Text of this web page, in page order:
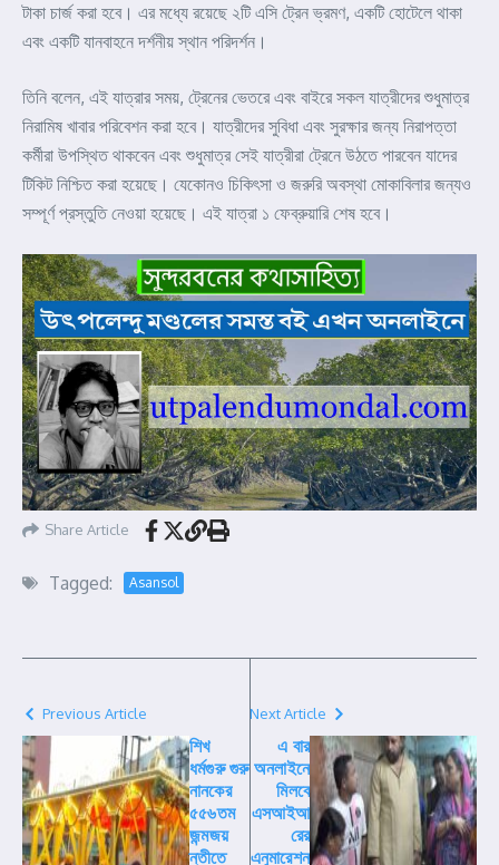
টাকা চার্জ করা হবে। এর মধ্যে রয়েছে ২টি এসি ট্রেন ভ্রমণ, একটি হোটেলে থাকা
এবং একটি যানবাহনে দর্শনীয় স্থান পরিদর্শন।
তিনি বলেন, এই যাত্রার সময়, ট্রেনের ভেতরে এবং বাইরে সকল যাত্রীদের শুধুমাত্র
নিরামিষ খাবার পরিবেশন করা হবে। যাত্রীদের সুবিধা এবং সুরক্ষার জন্য নিরাপত্তা
কর্মীরা উপস্থিত থাকবেন এবং শুধুমাত্র সেই যাত্রীরা ট্রেনে উঠতে পারবেন যাদের
টিকিট নিশ্চিত করা হয়েছে। যেকোনও চিকিৎসা ও জরুরি অবস্থা মোকাবিলার জন্যও
সম্পূর্ণ প্রস্তুতি নেওয়া হয়েছে। এই যাত্রা ১ ফেব্রুয়ারি শেষ হবে।
Share Article
Tagged: Asansol
Previous Article
শিখ
ধর্মগুরু গুরু
নানকের
৫৫৬তম
জন্মজয়
ন্তীতে
Next Article
এ বার
অনলাইনে
মিলবে
এসআইআ
রের
এনুমারেশন